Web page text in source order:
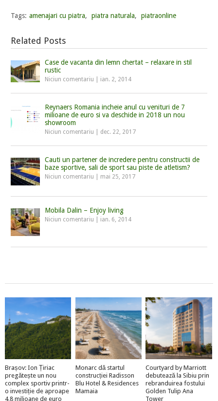
Tags: amenajari cu piatra, piatra naturala, piatraonline
Related Posts
Case de vacanta din lemn chertat – relaxare in stil
rustic
Niciun comentariu ian. 2, 2014
Reynaers Romania incheie anul cu venituri de 7
milioane de euro si va deschide in 2018 un nou
showroom
Niciun comentariu dec. 22, 2017
Cauti un partener de incredere pentru constructii de
baze sportive, sali de sport sau piste de atletism?
Niciun comentariu mai 25, 2017
Mobila Dalin – Enjoy living
Niciun comentariu ian. 6, 2014
Brașov: Ion Țiriac
pregătește un nou
complex sportiv printr-
o investiție de aproape
4,8 milioane de euro
Monarc dă startul
construcției Radisson
Blu Hotel & Residences
Mamaia
Courtyard by Marriott
debutează la Sibiu prin
rebranduirea fostului
Golden Tulip Ana
Tower